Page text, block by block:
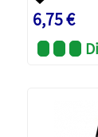
6,75 €